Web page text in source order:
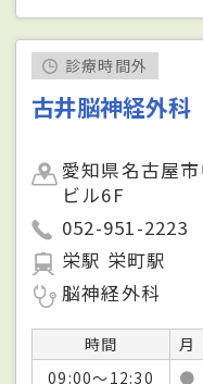
診療時間外
古井脳神経外科
愛知県名古屋
ビル6F
052-951-2223
栄駅 栄町駅
脳神経外科
時間 月
09:00～12:30
●